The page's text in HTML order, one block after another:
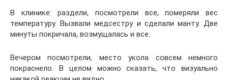
В клинике: раздели, посмотрели все, померяли вес
температуру. Вызвали медсестру и сделали манту. Две
минуты покричала, возмущалась и все.
Вечером посмотрели, место укола совсем немного
покраснело. В целом можно сказать, что визуально